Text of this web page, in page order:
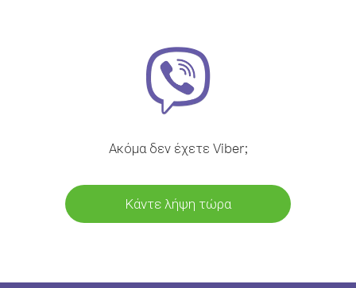
Ακόμα δεν έχετε Viber;
Κάντε λήψη τώρα